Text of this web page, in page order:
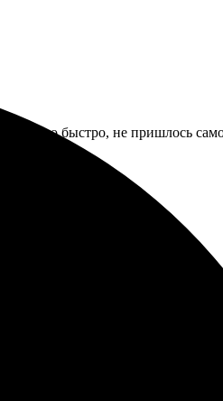
дошло быстро, не пришлось
сделали быстро и качественно.
помогли с выбором
было через час! Обязательно